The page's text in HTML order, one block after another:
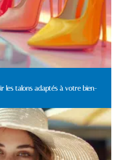
les talons adaptés à votre bien-